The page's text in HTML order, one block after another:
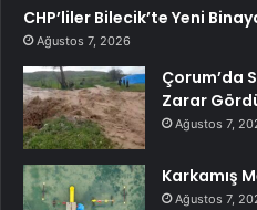
CHP’liler Bilecik’te Yeni
Ağustos 7, 2026
Çorum’da
Zarar
Ağustos 7,
Karkamış
Ağustos 7,